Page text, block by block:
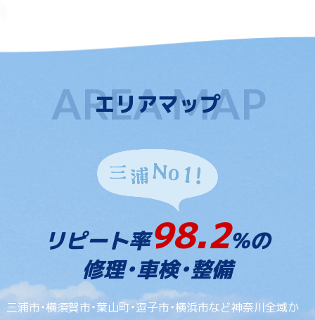
エリアマップ
リピート率98.2%の
修理・車検・整備
三浦市・横須賀市・葉山町・逗子市・横浜市など神奈川全域か